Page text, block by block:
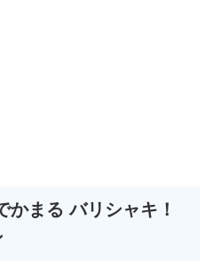
かまる バリシャキ！